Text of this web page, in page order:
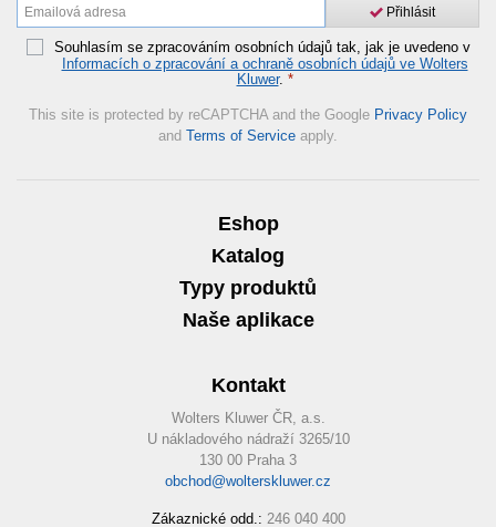
Přihlásit
Souhlasím se zpracováním osobních údajů tak, jak je uvedeno v
Informacích o zpracování a ochraně osobních údajů ve Wolters
Kluwer. *
This site is protected by reCAPTCHA and the Google Privacy Policy
and Terms of Service apply.
Eshop
Katalog
Typy produktů
Naše aplikace
Kontakt
Wolters Kluwer ČR, a.s.
U nákladového nádraží 3265/10
130 00 Praha 3
obchod@wolterskluwer.cz
Zákaznické odd.: 246 040 400